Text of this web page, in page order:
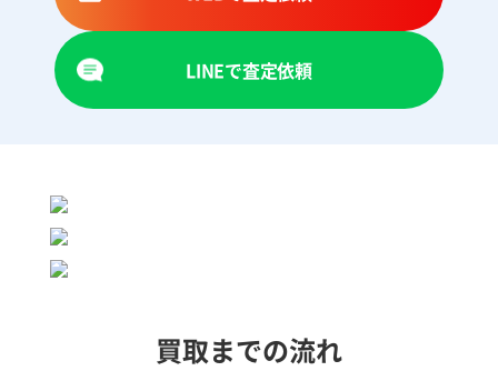
LINEで査定依頼
買取までの流れ